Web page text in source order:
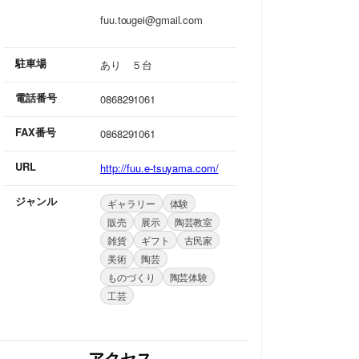
fuu.tougei@gmail.com
駐車場 あり ５台
電話番号 0868291061
FAX番号 0868291061
URL http://fuu.e-tsuyama.com/
ジャンル ギャラリー
体験
販売
展示
陶芸教室
雑貨
ギフト
古民家
美術
陶芸
ものづくり
陶芸体験
工芸